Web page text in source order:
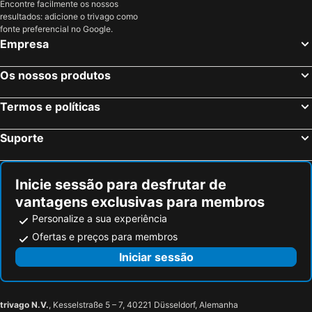
Peterborough, Inglaterra Hotéis
Milton Keynes, Inglaterra Hotéis
Edimburgo, Escócia Hotéis
Liverpool, Inglaterra Hotéis
Glasgow, Escócia Hotéis
Inverness, Escócia Hotéis
Encontre facilmente os nossos
resultados: adicione o trivago como
fonte preferencial no Google.
Empresa
Os nossos produtos
Termos e políticas
Suporte
Inicie sessão para desfrutar de
vantagens exclusivas para membros
Personalize a sua experiência
Ofertas e preços para membros
Iniciar sessão
trivago N.V., Kesselstraße 5 – 7, 40221 Düsseldorf, Alemanha